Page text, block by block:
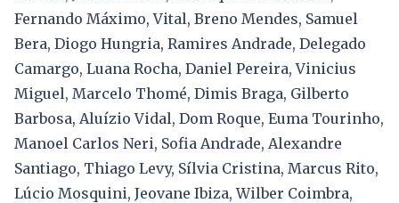
Fernando Máximo, Vital, Breno Mendes, Samuel
Bera, Diogo Hungria, Ramires Andrade, Delegado
Camargo, Luana Rocha, Daniel Pereira, Vinicius
Miguel, Marcelo Thomé, Dimis Braga, Gilberto
Barbosa, Aluízio Vidal, Dom Roque, Euma Tourinho,
Manoel Carlos Neri, Sofia Andrade, Alexandre
Santiago, Thiago Levy, Sílvia Cristina, Marcus Rito,
Lúcio Mosquini, Jeovane Ibiza, Wilber Coimbra,